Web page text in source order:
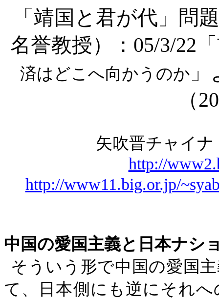
「靖国と君が代」
名誉教授）： 05/3/22
済はどこへ向かうのか
（
矢吹晋チャイ
http://
http://www11.big.or.jp/
中国の愛国主義と日本ナシ
そういう形で中国の愛国
て、日本側にも逆にそれ